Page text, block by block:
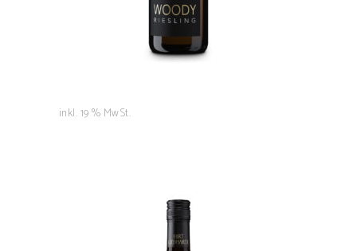
inkl. 19 % MwSt.